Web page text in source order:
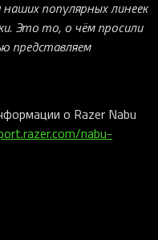
популярных линеек
Это то, о чём просили
представляем
о Razer Nabu
nabu-